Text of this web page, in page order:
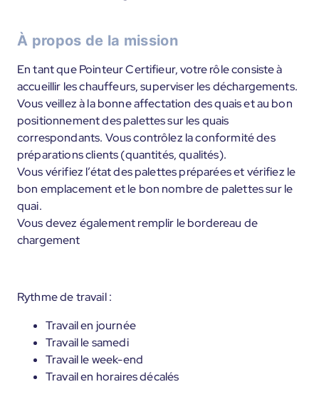
À propos de la mission
En tant que Pointeur Certifieur, votre rôle consiste à
accueillir les chauffeurs, superviser les déchargements.
Vous veillez à la bonne affectation des quais et au bon
positionnement des palettes sur les quais
correspondants. Vous contrôlez la conformité des
préparations clients (quantités, qualités).
Vous vérifiez l’état des palettes préparées et vérifiez le
bon emplacement et le bon nombre de palettes sur le
quai.
Vous devez également remplir le bordereau de
chargement
Rythme de travail :
Travail en journée
Travail le samedi
Travail le week-end
Travail en horaires décalés